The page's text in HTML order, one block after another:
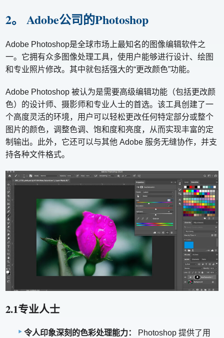
2。 Adobe公司的Photoshop
Adobe Photoshop是全球市场上最知名的图像编辑软件之
一。它拥有众多图像处理工具，使用户能够进行设计、绘图
和专业照片修改。其中就包括强大的“更改颜色”功能。
Adobe Photoshop 被认为是需要高级编辑功能（包括更改颜
色）的设计师、摄影师和专业人士的首选。该工具创建了一
个高度灵活的环境，用户可以轻松更改任何特定部分或整个
图片的颜色，调整色调、饱和度和亮度，从而实现丰富的定
制输出。此外，它还可以与其他 Adob​​e 服务无缝协作，并支
持各种文件格式。
2.1专业人士
令人印象深刻的色彩处理能力：
Photoshop 提供了用